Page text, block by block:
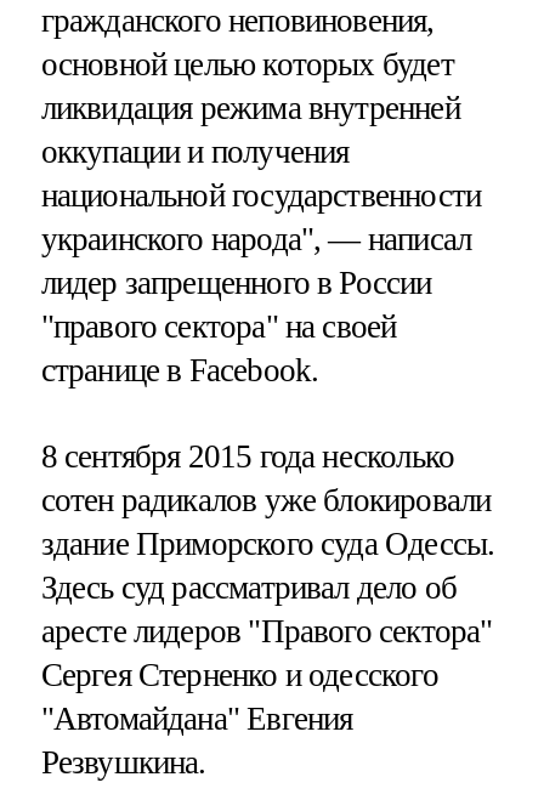
гражданского неповиновения,
основной целью которых будет
ликвидация режима внутренней
оккупации и получения
национальной государственности
украинского народа", — написал
лидер запрещенного в России
"правого сектора" на своей
странице в Facebook.
8 сентября 2015 года несколько
сотен радикалов уже блокировали
здание Приморского суда Одессы.
Здесь суд рассматривал дело об
аресте лидеров "Правого сектора"
Сергея Стерненко и одесского
"Автомайдана" Евгения
Резвушкина.